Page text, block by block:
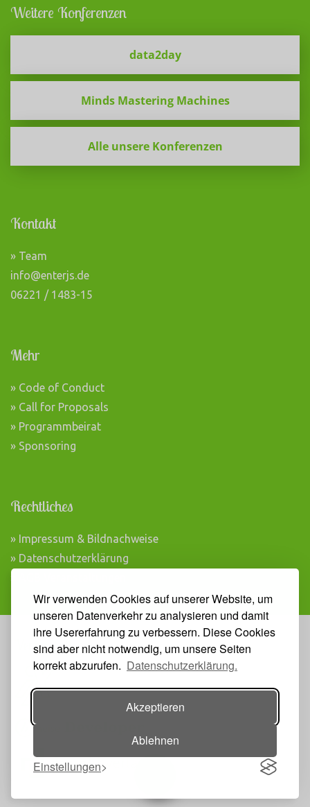
Wir verwenden Cookies auf unserer Website, um
unseren Datenverkehr zu analysieren und damit
ihre Usererfahrung zu verbessern. Diese Cookies
sind aber nicht notwendig, um unsere Seiten
korrekt abzurufen. Datenschutzerklärung.
Akzeptieren
Ablehnen
Einstellungen
Weitere Konferenzen
data2day
Minds Mastering Machines
Alle unsere Konferenzen
Kontakt
» Team
info@enterjs.de
06221 / 1483-15
Mehr
» Code of Conduct
» Call for Proposals
» Programmbeirat
» Sponsoring
Rechtliches
» Impressum & Bildnachweise
» Datenschutzerklärung
Veranstalter